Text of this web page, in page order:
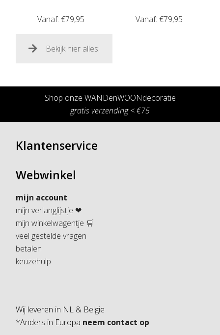
Vanaf:€79,95 Vanaf: €79,95
Bekijk hier alles:
Shop onze WANDenWOONdecoratie
gratis verzending < €75
Klantenservice
Webwinkel
mijn account
mijn verlanglijstje ❤
mijn winkelwagentje 🛒
veel gestelde vragen
betalen
keuzehulp
Wij leveren in NL & Belgie
*Anders in Europa neem contact op